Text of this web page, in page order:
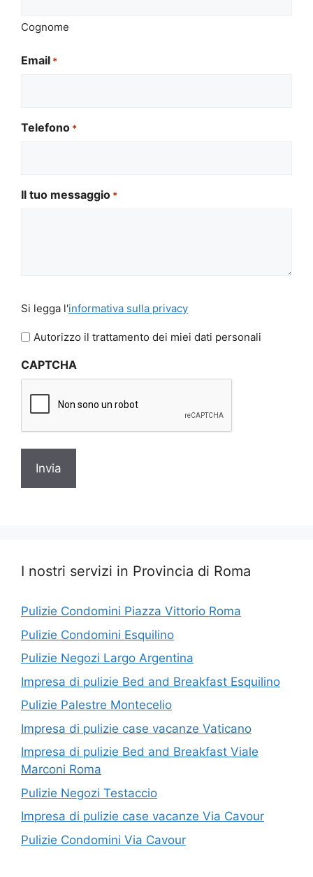
Cognome
Email *
Telefono *
Il tuo messaggio *
legga
l'informativa
privacy
Si legga l'informativa sulla privacy
Autorizzo il trattamento dei miei dati personali
CAPTCHA
I nostri servizi in Provincia di Roma
Pulizie Condomini Piazza Vittorio Roma
Pulizie Condomini Esquilino
Pulizie Negozi Largo Argentina
Impresa di pulizie Bed and Breakfast Esquilino
Pulizie Palestre Montecelio
Impresa di pulizie case vacanze Vaticano
Impresa di pulizie Bed and Breakfast Viale
Marconi Roma
Pulizie Negozi Testaccio
Impresa di pulizie case vacanze Via Cavour
Pulizie Condomini Via Cavour